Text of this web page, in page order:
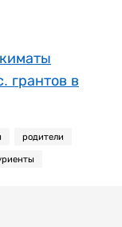
грантов в
родители